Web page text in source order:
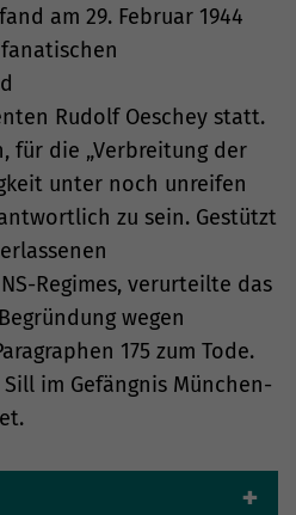
am 29. Februar 1944
Rudolf Oeschey statt.
für die „Verbreitung der
unter noch unreifen
zu sein. Gestützt
Regimes, verurteilte das
wegen
175 zum Tode.
im Gefängnis München-